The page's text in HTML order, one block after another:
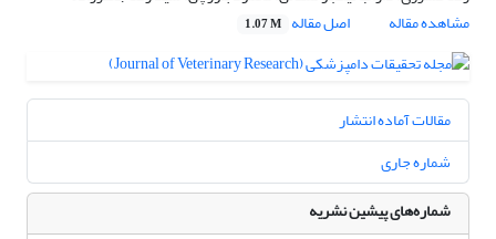
مشاهده مقاله
اصل مقاله 1.07 M
مقالات آماده انتشار
شماره جاری
شماره‌های پیشین نشریه